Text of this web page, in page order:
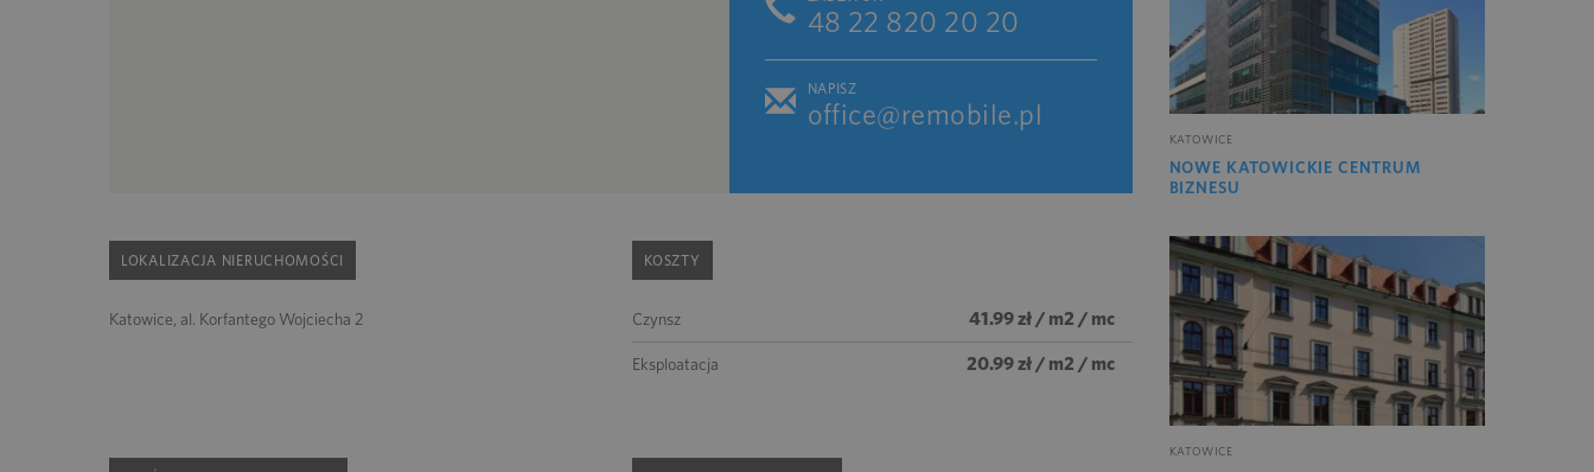
48 22 820 20 20
NAPISZ
office@remobile.pl
LOKALIZACJA NIERUCHOMOŚCI
Katowice, al. Korfantego Wojciecha 2
KOSZTY
Czynsz 41.99 zł / m2 / mc
Eksploatacja 20.99 zł / m2 / mc
KATOWICE
NOWE KATOWICKIE CENTRUM
BIZNESU
KATOWICE